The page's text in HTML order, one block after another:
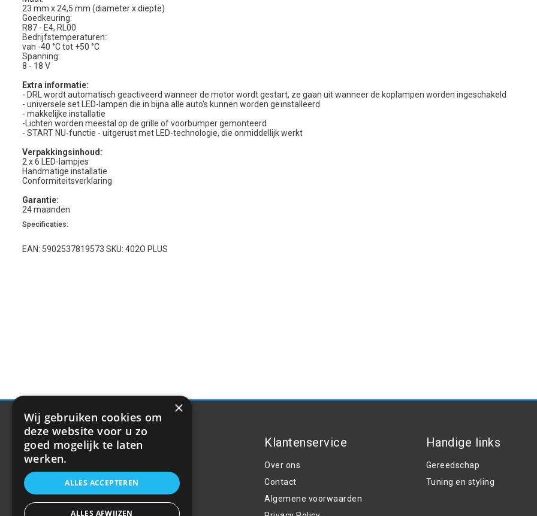
23 mm x 24,5 mm (diameter x diepte)
Goedkeuring:
R87 - E4, RL00
Bedrijfstemperaturen:
van -40 °C tot +50 °C
Spanning:
8 - 18 V
Extra informatie:
- DRL wordt automatisch geactiveerd wanneer de motor wordt gestart, ze gaan uit wanneer de koplampen worden ingeschakeld
- universele set LED-lampen die in bijna alle auto's kunnen worden geïnstalleerd
- makkelijke installatie
-Lichten worden meestal op de grille of voorbumper gemonteerd
- START NU-functie - uitgerust met LED-technologie, die onmiddellijk werkt
Verpakkingsinhoud:
2 x 6 LED-lampjes
Handmatige installatie
Conformiteitsverklaring
Garantie:
24 maanden
Specificaties:
EAN: 5902537819573 SKU: 402O PLUS
Klantenservice
Over ons
Contact
Algemene voorwaarden
Handige links
Gereedschap
Tuning en styling
×
Wij gebruiken cookies om
deze website voor u zo
goed mogelijk te laten
werken.
ALLES ACCEPTEREN
ALLES AFWIJZEN